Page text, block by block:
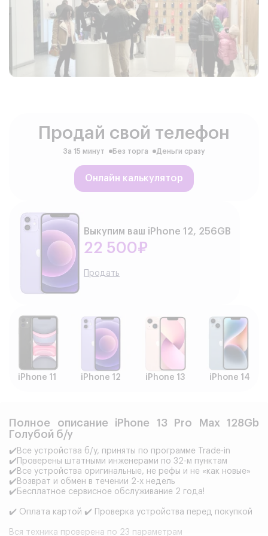
Продай свой телефон
За 15 минут Без торга Деньги сразу
Онлайн калькулятор
Выкупим ваш iPhone 12, 256GB
22 500₽
Продать
iPhone 11 iPhone 12 iPhone 13 iPhone 14
Полное описание iPhone 13 Pro Max 128Gb
Голубой б/у
✔️Все устройства б/у, приняты по программе Trade-in
✔️Проверены штатными инженерами по 32-м пунктам
✔️Все устройства оригинальные, не рефы и не «как новые»
✔️Возврат и обмен в течении 2-х недель
✔️Бесплатное сервисное обслуживание 2 года!
✔️ Оплата картой ✔️ Проверка устройства перед покупкой
Вся техника проверена по 23 параметрам